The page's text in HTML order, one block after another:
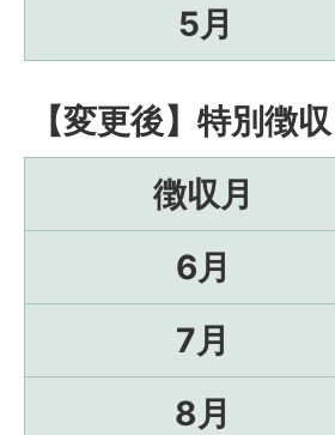
5月
【変更後】特別徴収
徴収月
6月
7月
8月